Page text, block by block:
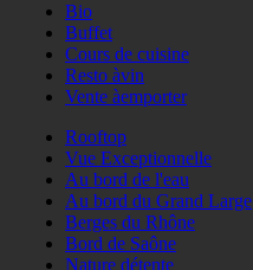
Bio
Buffet
Cours de cuisine
Resto àvin
Vente àemporter
Rooftop
Vue Exceptionnelle
Au bord de l'eau
Au bord du Grand Large
Berges du Rhône
Bord de Saône
Nature détente